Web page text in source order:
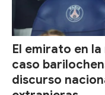
El emirato en
caso
discurso